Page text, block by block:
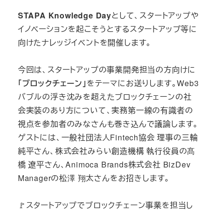
STAPA Knowledge Dayとして、スタートアップや
イノベーションを起こそうとするスタートアップ等に
向けたナレッジイベントを開催します。
今回は、スタートアップの事業開発担当の方向けに
「ブロックチェーン」をテーマにお送りします。Web3
バブルの浮き沈みを超えたブロックチェーンの社
会実装のあり方について、実務第一線の有識者の
視点を参加者のみなさんも巻き込んで議論します。
ゲストには、一般社団法人Fintech協会 理事の三輪
純平さん、株式会社みらい創造機構 執行役員の髙
橋 遼平さん、Animoca Brands株式会社 BizDev
Managerの松澤 翔太さんをお招きします。
🚩スタートアップでブロックチェーン事業を担当し